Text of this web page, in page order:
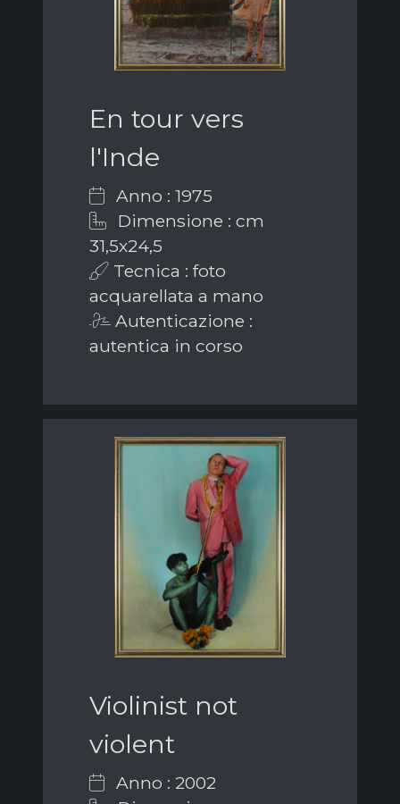
En tour vers
l'Inde
Anno : 1975
Dimensione : cm
31,5x24,5
Tecnica : foto
acquarellata a mano
Autenticazione :
autentica in corso
Violinist not
violent
Anno : 2002